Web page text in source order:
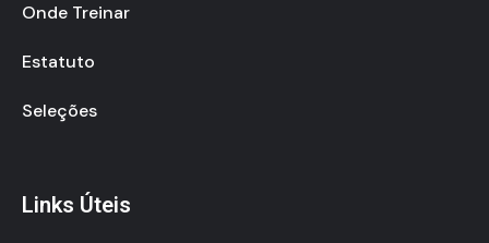
Onde Treinar
Estatuto
Seleções
Links Úteis